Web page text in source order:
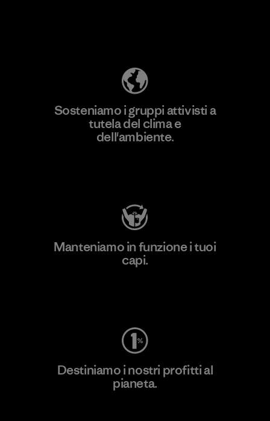
Sosteniamo i gruppi attivisti a
tutela del clima e
dell'ambiente.
Manteniamo in funzione i tuoi
capi.
Destiniamo i nostri profitti al
pianeta.